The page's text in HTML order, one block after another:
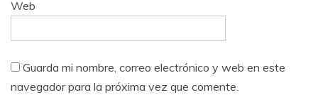
Web
Guarda mi nombre, correo electrónico y web en este
navegador para la próxima vez que comente.